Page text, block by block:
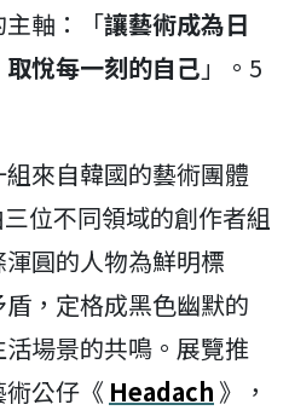
軸：「讓藝術成為日
悅每一刻的自己 」。5
來自韓國的藝術團體
三位不同領域的創作者組
圓的人物為鮮明標
，定格成黑色幽默的
場景的共鳴。展覽推
公仔《 Headach 》，